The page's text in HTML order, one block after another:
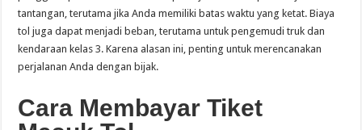
tantangan, terutama jika Anda memiliki batas waktu yang ketat. Biaya
tol juga dapat menjadi beban, terutama untuk pengemudi truk dan
kendaraan kelas 3. Karena alasan ini, penting untuk merencanakan
perjalanan Anda dengan bijak.
Cara Membayar Tiket